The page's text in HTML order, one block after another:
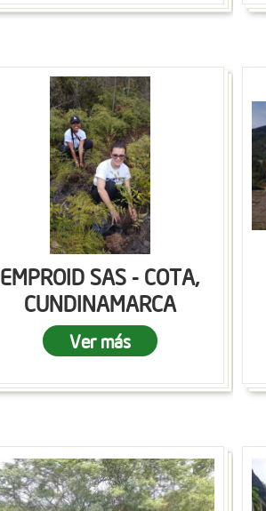
EMPROID SAS - COTA,
CUNDINAMARCA
Ver más